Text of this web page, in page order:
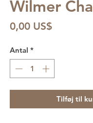
Wilmer
0,00 US$Pris
Antal *
Tilføj til